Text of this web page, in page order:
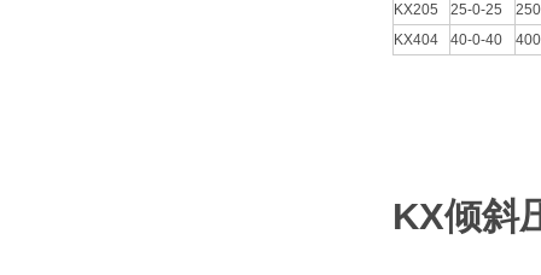
KX205
25-0-25
KX404
40-0-40
KX倾斜